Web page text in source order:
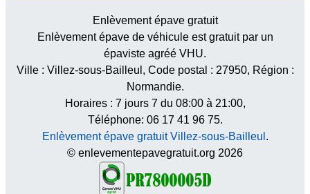
Enlèvement épave gratuit
Enlèvement épave de véhicule est gratuit par un
épaviste agréé VHU.
Ville : Villez-sous-Bailleul , Code postal : 27950, Région :
Normandie.
Horaires : 7 jours 7 du 08:00 à 21:00,
Téléphone: 06 17 41 96 75.
Enlèvement épave gratuit Villez-sous-Bailleul .
© enlevementepavegratuit.org 2026